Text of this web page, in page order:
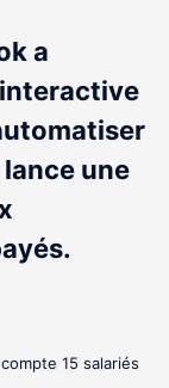
a
une
15 salariés